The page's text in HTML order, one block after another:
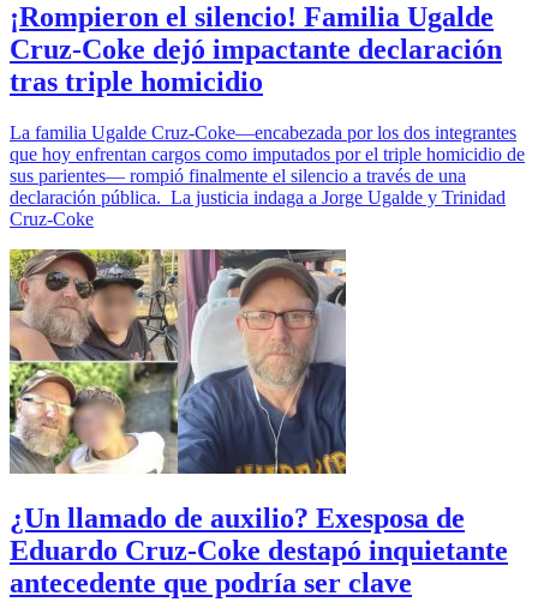
¡Rompieron el silencio! Familia Ugalde
Cruz-Coke dejó impactante declaración
tras triple homicidio
La familia Ugalde Cruz-Coke—encabezada por los dos integrantes
que hoy enfrentan cargos como imputados por el triple homicidio de
sus parientes— rompió finalmente el silencio a través de una
declaración pública. La justicia indaga a Jorge Ugalde y Trinidad
Cruz-Coke
¿Un llamado de auxilio? Exesposa de
Eduardo Cruz-Coke destapó inquietante
antecedente que podría ser clave